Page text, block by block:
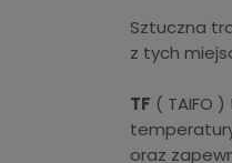
Sztuczna
z tych
TF ( TAIFO
oraz